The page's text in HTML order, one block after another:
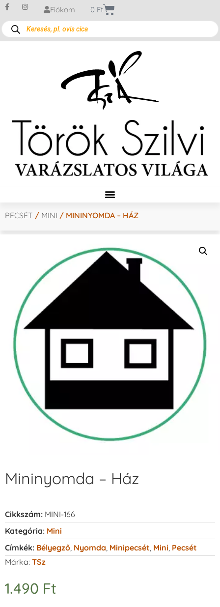
Fiókom 0 Ft
PECSÉT / MINI / MININYOMDA – HÁZ
Mininyomda – Ház
Cikkszám: MINI-166
Kategória: Mini
Címkék: Bélyegző Nyomda Minipecsét Mini Pecsét
Márka: TSz
1.490 Ft